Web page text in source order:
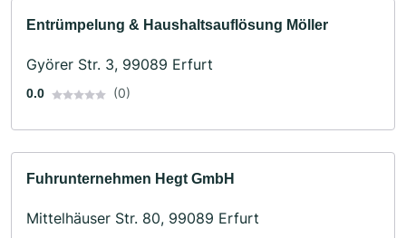
Entrümpelung & Haushaltsauflösung Möller
Györer Str. 3, 99089 Erfurt
0.0 (0)
Fuhrunternehmen Hegt GmbH
Mittelhäuser Str. 80, 99089 Erfurt